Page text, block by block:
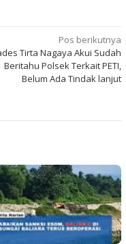
Pos berikutnya
Tirta Nagaya Akui Sudah
Beritahu Polsek Terkait PETI,
Belum Ada Tindak lanjut